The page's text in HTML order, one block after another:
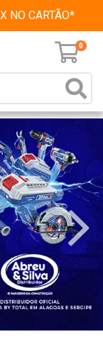
NO CARTÃO*
0